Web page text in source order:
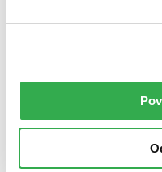
Na tému vojnyPrekladateľ